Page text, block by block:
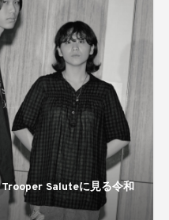
Saluteに見る令和